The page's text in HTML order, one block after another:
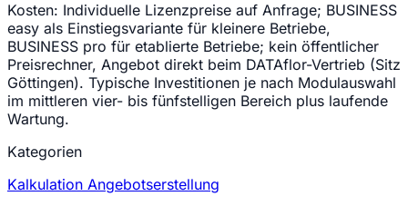
Kosten: Individuelle Lizenzpreise auf Anfrage; BUSINESS
easy als Einstiegsvariante für kleinere Betriebe,
BUSINESS pro für etablierte Betriebe; kein öffentlicher
Preisrechner, Angebot direkt beim DATAflor-Vertrieb (Sitz
Göttingen). Typische Investitionen je nach Modulauswahl
im mittleren vier- bis fünfstelligen Bereich plus laufende
Wartung.
Kategorien
Kalkulation Angebotserstellung